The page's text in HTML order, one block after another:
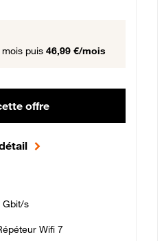
puis 46,99 €/mois
offre
s
Wifi 7